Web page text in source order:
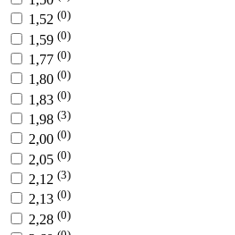
1,52 (0)
1,59 (0)
1,77 (0)
1,80 (0)
1,83 (0)
1,98 (3)
2,00 (0)
2,05 (0)
2,12 (3)
2,13 (0)
2,28 (0)